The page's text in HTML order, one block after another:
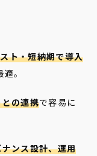
ト・短納期で導入
。
の連携で容易に
ンス設計、運用